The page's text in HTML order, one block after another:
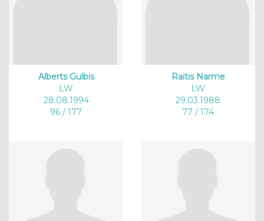
Alberts Gulbis
LW
28.08.1994
96 / 177
Raitis Narme
LW
29.03.1988
77 / 174